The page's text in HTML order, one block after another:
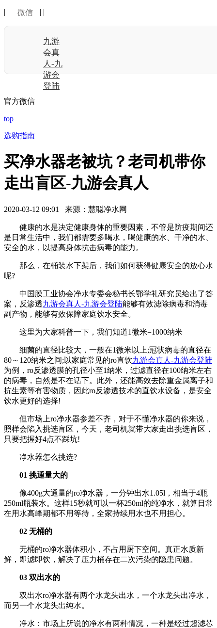
| | 微信 | |
九游
会真
人-九
游会
登陆
官方微信
top
选购指南
买净水器老被坑？老司机带你
走出盲区-九游会真人
2020-03-12 09:01 来源：慧聪净水网
健康的水是决定健康身体的重要因素，不管是防疫期间还
是日常生活中，我们都需要多喝水，喝健康的水、干净的水、
安全的水，以提高身体抗击病毒的能力。
那么，在桶装水下架后，我们如何获得健康安全的放心水
呢?
中国膜工业协会净水专委会秘书长鄂学礼研究员给出了答
案，反渗透九游会真人-九游会登陆能够有效滤除病毒和消毒
副产物，能够有效保障家庭饮水安全。
这里为大家科普一下，我们知道1微米=1000纳米
细菌的直径比较大，一般在1微米以上;冠状病毒的直径在
80～120纳米之间;以家庭常见的ro直饮九游会真人-九游会登陆
为例，ro反渗透膜的孔径小至1纳米，过滤直径在100纳米左右
的病毒，自然是不在话下。此外，还能高效去除重金属离子和
抗生素等有害物质，因此ro反渗透技术的直饮水设备，是安全
饮水更好的选择!
但市场上ro净水器参差不齐，对于不懂净水器的你来说，
照样会陷入挑选盲区，今天，老司机就带大家走出挑选盲区，
只要把握好4点不踩坑!
净水器怎么挑选?
01 挑通量大的
像400g大通量的ro净水器，一分钟出水1.05l，相当于4瓶
250ml瓶装水。这样15秒就可以一杯250ml的纯净水，就算日常
在用水高峰期都不用等待，全家持续用水也不用担心。
02 无桶的
无桶的ro净水器体积小，不占用厨下空间。真正水质新
鲜，即滤即饮，解决了压力桶存在二次污染的隐患问题。
03 双出水的
双出水ro净水器有两个水龙头出水，一个水龙头出净水，
而另一个水龙头出纯水。
净水：市场上所说的净水有两种情况，一种是经过超滤芯